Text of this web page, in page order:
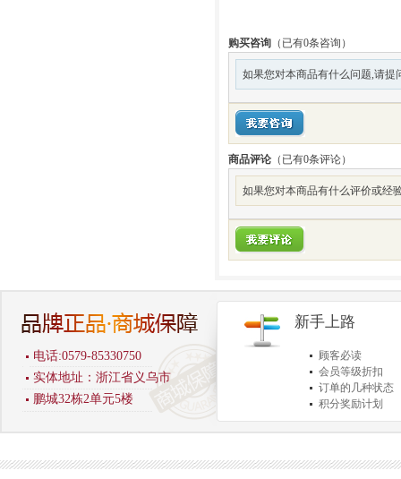
购买咨询 （已有0条咨询）
如果您对本商品有什么问题,请提
商品评论 （已有0条评论）
如果您对本商品有什么评价或经
电话:0579-85330750
实体地址：浙江省义乌市
鹏城32栋2单元5楼
新手上路
顾客必读
会员等级折扣
订单的几种状态
积分奖励计划
商品退货保障